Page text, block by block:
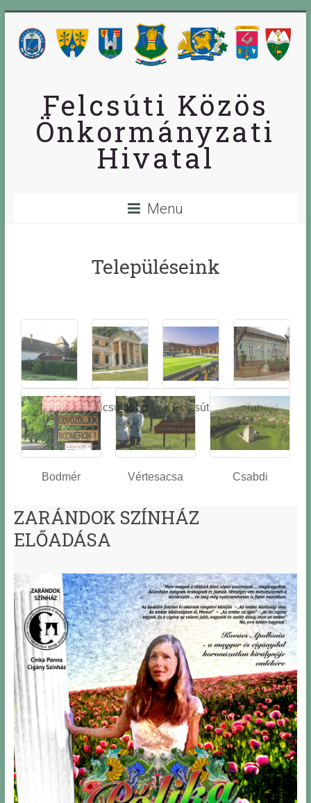
Felcsúti Közös
Önkormányzati
Hivatal
Menü
Településeink
Óbarok
Alcsútdobo
z
Felcsút Tabajd
Bodmér Vértesacsa Csabdi
ZARÁNDOK SZÍNHÁZ
ELŐADÁSA